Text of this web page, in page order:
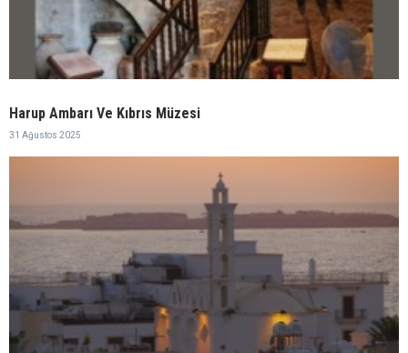
Harup Ambarı Ve Kıbrıs Müzesi
31 Ağustos 2025